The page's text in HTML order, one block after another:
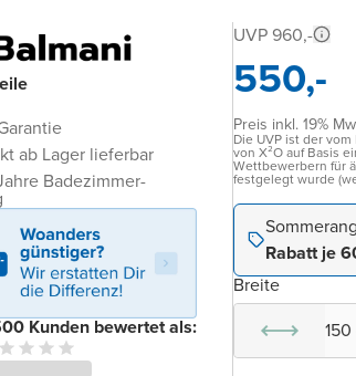
ab Lager lieferbar
Badezimmer-
Kunden bewertet als:
UVP 960,-
550,-
Preis inkl. 19%
Die UVP ist der
von X²O auf Basis
Wettbewerbern für
festgelegt wurde
Rabatt je
Breite